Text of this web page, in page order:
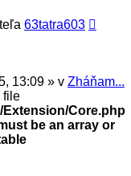
63tatra603
13:09 » v Zháňam...
file
Extension/Core.php
be an array or